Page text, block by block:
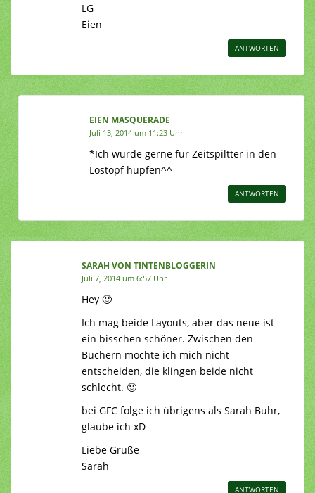
LG
Eien
ANTWORTEN
EIEN MASQUERADE
Juli 13, 2014 um 11:23 Uhr
*Ich würde gerne für Zeitspiltter in den
Lostopf hüpfen^^
ANTWORTEN
SARAH VON TINTENBLOGGERIN
Juli 7, 2014 um 6:57 Uhr
Hey 🙂
Ich mag beide Layouts, aber das neue ist
ein bisschen schöner. Zwischen den
Büchern möchte ich mich nicht
entscheiden, die klingen beide nicht
schlecht. 🙂
bei GFC folge ich übrigens als Sarah Buhr,
glaube ich xD
Liebe Grüße
Sarah
ANTWORTEN